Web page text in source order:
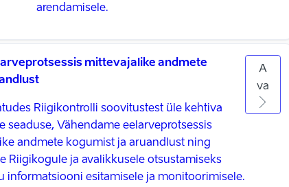
arendamisele.
mittevajalike andmete
Riigikontrolli soovitustest üle kehtiva
seaduse, Vähendame eelarveprotsessis
andmete kogumist ja aruandlust ning
Riigikogule ja avalikkusele otsustamiseks
informatsiooni esitamisele ja monitoorimisele.
A
va